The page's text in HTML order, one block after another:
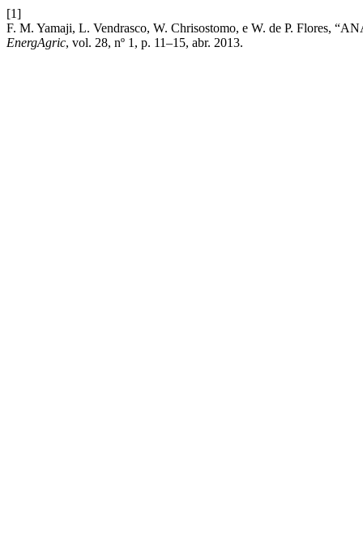
[1]
F. M. Yamaji, L. Vendrasco, W. Chrisostomo, e W. de P. Flores,
EnergAgric, vol. 28, nº 1, p. 11–15, abr. 2013.